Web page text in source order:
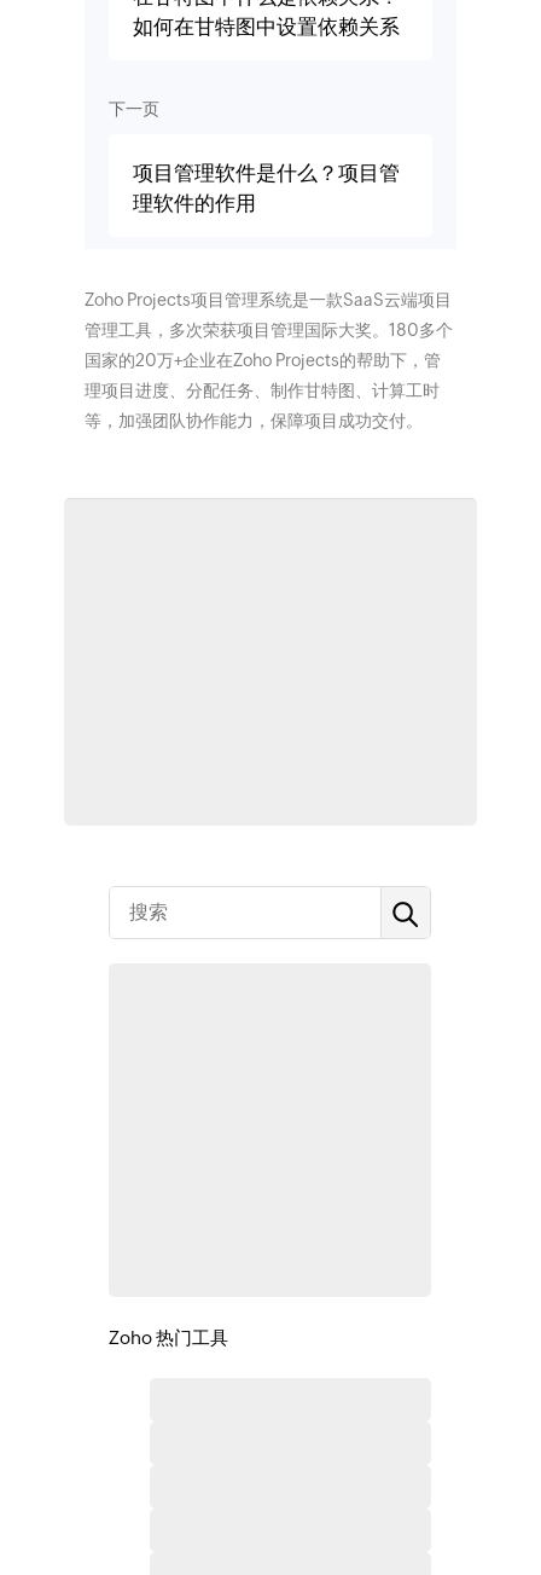
如何在甘特图中设置依赖关系
下一页
项目管理软件是什么？项目管
理软件的作用
Zoho Projects项目管理系统是一款SaaS云端项目
管理工具，多次荣获项目管理国际大奖。180多个
国家的20万+企业在Zoho Projects的帮助下，管
理项目进度、分配任务、制作甘特图、计算工时
等，加强团队协作能力，保障项目成功交付。
Zoho 热门工具